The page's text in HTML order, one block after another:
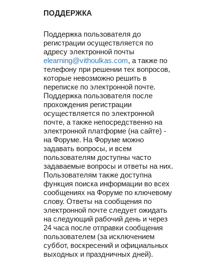
ПОДДЕРЖКА
Поддержка пользователя до
регистрации осуществляется по
адресу электронной почты
elearning@vithoulkas.com, а также по
телефону при решении тех вопросов,
которые невозможно решить в
переписке по электронной почте.
Поддержка пользователя после
прохождения регистрации
осуществляется по электронной
почте, а также непосредственно на
электронной платформе (на сайте) -
на Форуме. На Форуме можно
задавать вопросы, и всем
пользователям доступны часто
задаваемые вопросы и ответы на них.
Пользователям также доступна
функция поиска информации во всех
сообщениях на Форуме по ключевому
слову. Ответы на сообщения по
электронной почте следует ожидать
на следующий рабочий день и через
24 часа после отправки сообщения
пользователем (за исключением
суббот, воскресений и официальных
выходных и праздничных дней).